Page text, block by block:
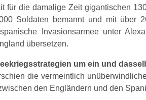
für die damalige Zeit gigantischen
Soldaten bemannt und mit über
Invasionsarmee unter
übersetzen.
um ein und
die vermeintlich
den Engländern und den